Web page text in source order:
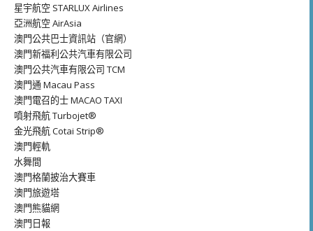
星宇航空 STARLUX Airlines
亞洲航空 AirAsia
澳門公共巴士資訊站（官網）
澳門新福利公共汽車有限公司
澳門公共汽車有限公司 TCM
澳門通 Macau Pass
澳門電召的士 MACAO TAXI
噴射飛航 Turbojet®
金光飛航 Cotai Strip®
澳門輕軌
水舞間
澳門格蘭披治大賽車
澳門旅遊塔
澳門熊貓網
澳門日報